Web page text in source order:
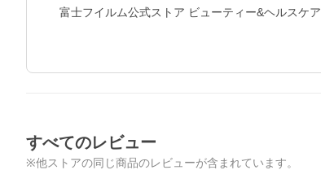
富士フイルム公式ストア ビューティー&ヘルスケア
すべてのレビュー
※他ストアの同じ商品のレビューが含まれています。